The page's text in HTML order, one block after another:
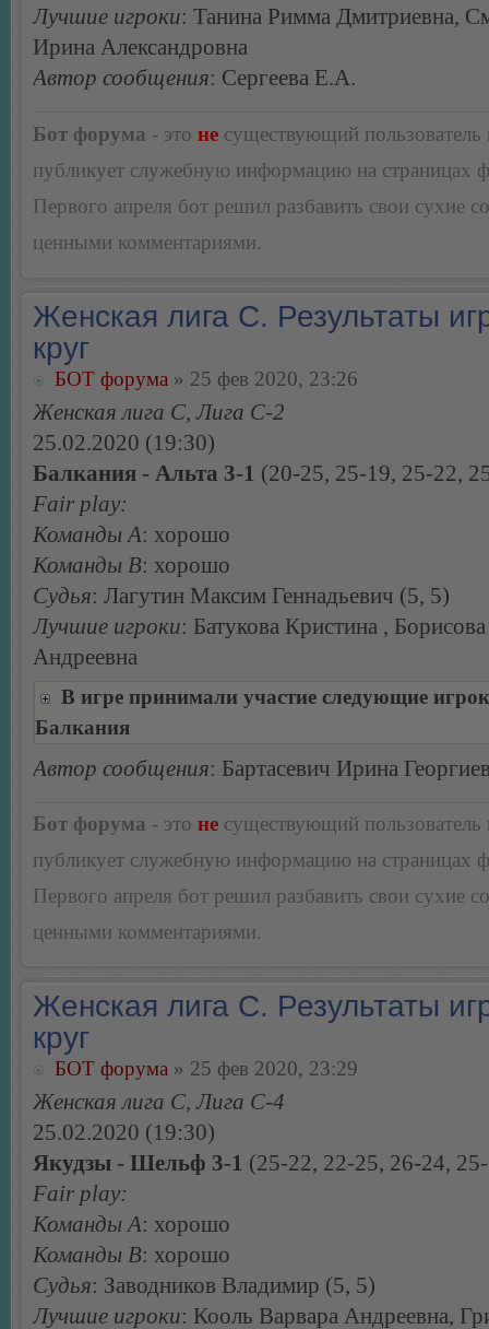
Лучшие игроки: Танина Римма Дмитриевна,
Ирина Александровна
Автор сообщения: Сергеева Е.А.
Бот форума - это не существующий пользователь
публикует служебную информацию на страницах
Первого апреля бот решил разбавить свои сухие
ценными комментариями.
Женская лига С. Результаты
круг
БОТ форума » 25 фев 2020, 23:26
Женская лига С, Лига С-2
25.02.2020 (19:30)
Балкания - Альта 3-1 (20-25, 25-19, 25-22,
Fair play:
Команды А: хорошо
Команды В: хорошо
Судья: Лагутин Максим Геннадьевич (5, 5)
Лучшие игроки: Батукова Кристина ,
Андреевна
В игре принимали участие следующие
Балкания
Автор сообщения: Бартасевич Ирина
Бот форума - это не существующий пользователь
публикует служебную информацию на страницах
Первого апреля бот решил разбавить свои сухие
ценными комментариями.
Женская лига С. Результаты
круг
БОТ форума » 25 фев 2020, 23:29
Женская лига С, Лига С-4
25.02.2020 (19:30)
Якудзы - Шельф 3-1 (25-22, 22-25, 26-24,
Fair play:
Команды А: хорошо
Команды В: хорошо
Судья: Заводников Владимир (5, 5)
Лучшие игроки: Кооль Варвара Андреевна,